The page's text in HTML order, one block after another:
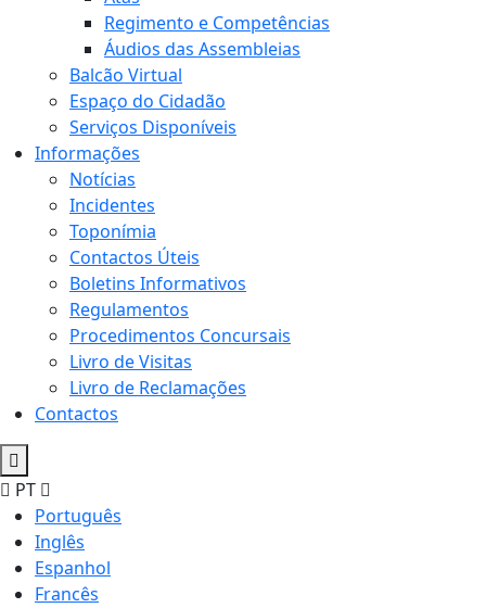
Regimento e Competências
Áudios das Assembleias
Balcão Virtual
Espaço do Cidadão
Serviços Disponíveis
Informações
Notícias
Incidentes
Toponímia
Contactos Úteis
Boletins Informativos
Regulamentos
Procedimentos Concursais
Livro de Visitas
Livro de Reclamações
Contactos
PT
Português
Inglês
Espanhol
Francês